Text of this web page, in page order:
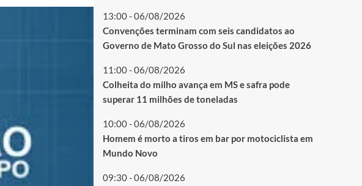
13:00 - 06/08/2026
Convenções terminam com seis candidatos ao
Governo de Mato Grosso do Sul nas eleições 2026
11:00 - 06/08/2026
Colheita do milho avança em MS e safra pode
superar 11 milhões de toneladas
10:00 - 06/08/2026
Homem é morto a tiros em bar por motociclista em
Mundo Novo
09:30 - 06/08/2026